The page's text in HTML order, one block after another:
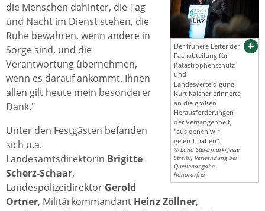
Der frühere Leiter der
Fachabteilung für
Katastrophenschutz
und
Landesverteidigung
Kurt Kalcher erinnerte
an die großen
Herausforderungen
der Vergangenheit,
"aus denen wir
gelernt haben".
© Land Steiermark/Jesse
Streibl; Verwendung bei
Quellenangabe
honorarfrei
die Menschen dahinter, die Tag
und Nacht im Dienst stehen, die
Ruhe bewahren, wenn andere in
Sorge sind, und die
Verantwortung übernehmen,
wenn es darauf ankommt. Ihnen
allen gilt heute mein besonderer
Dank."
Unter den Festgästen befanden
sich u.a.
Landesamtsdirektorin Brigitte
Scherz-Schaar,
Landespolizeidirektor Gerold
Ortner, Militärkommandant Heinz Zöllner,